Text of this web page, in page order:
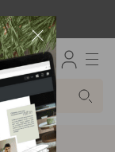
ans